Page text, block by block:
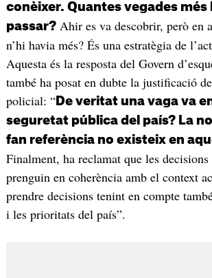
conèixer. Quantes vegades més
passar?Ahir es va descobrir, però en
n’hi havia més? És una estratègia de
Aquesta és la resposta del Govern
també ha posat en dubte la justificació
policial: “De veritat una vaga va
seguretat pública del país? La
fan referència no existeix en
Finalment, ha reclamat que les
prenguin en coherència amb el context
prendre decisions tenint en compte
i les prioritats del país”.